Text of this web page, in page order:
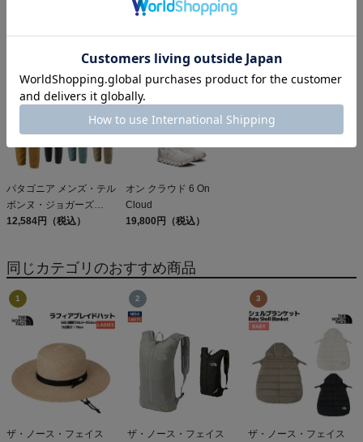
Patagonia Sleeveless
Capilene Cool Daily
Shirt
オン クラブT On Club T
DAY PACK 47914
パタゴニア メンズ・テル
ボンヌ・ジョガーズ
PATAGONIA MS
12,584円（税込）
オン クラウド 6 On
Cloud
19,800円（税込）
同じカテゴリのおすすめ商品
ザ・ノース・フェイス
ザ・ノース・フェイス
ザ・ノース・フェイス